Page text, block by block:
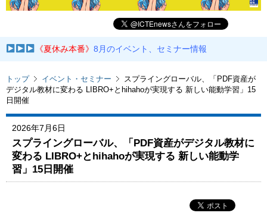
《夏休み本番》8月のイベント、セミナー情報
トップ イベント・セミナー
スプライングローバル、「PDF資産が
デジタル教材に変わる LIBRO+とhihahoが実現する 新しい能動学習」15
日開催
2026年7月6日
スプライングローバル、「PDF資産がデジタル教材に
変わる LIBRO+とhihahoが実現する 新しい能動学
習」15日開催